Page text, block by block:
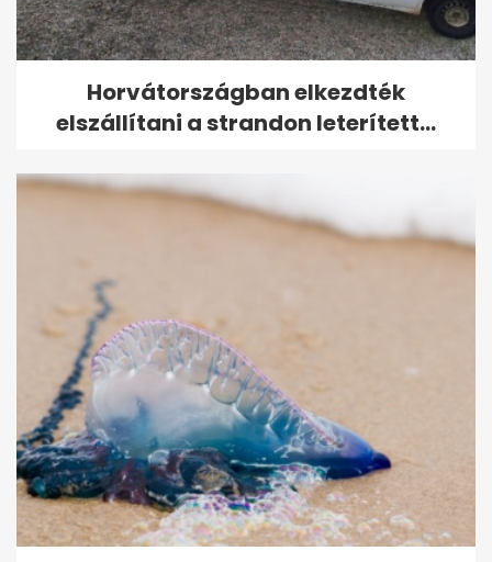
Horvátországban elkezdték
elszállítani a strandon leterített...